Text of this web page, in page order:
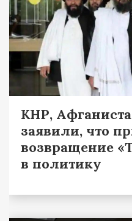
КНР,
заявили, что
возвращение
в политику